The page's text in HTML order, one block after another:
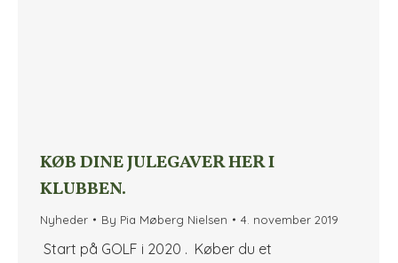
KØB DINE JULEGAVER HER I
KLUBBEN.
Nyheder By Pia Møberg Nielsen 4. november 2019
Start på GOLF i 2020 . Køber du et